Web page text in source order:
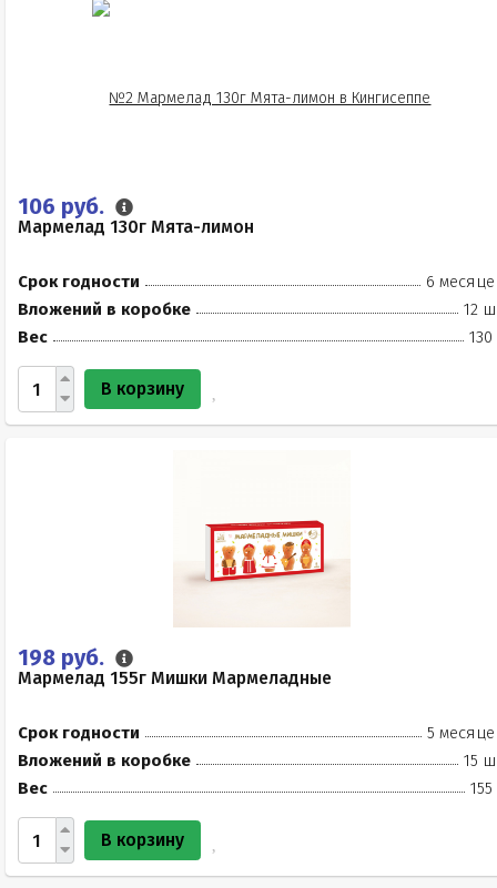
106 руб.
Мармелад 130г Мята-лимон
Срок годности
6
Вложений в коробке
12
Вес
130
В корзину
198 руб.
Мармелад 155г Мишки Мармеладные
Срок годности
5
Вложений в коробке
15
Вес
155
В корзину